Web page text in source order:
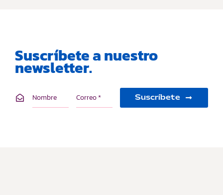
Suscríbete a nuestro
newsletter.
Suscríbete